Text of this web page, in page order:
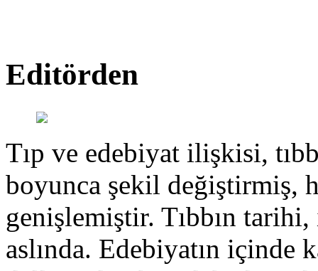
Editörden
Tıp ve edebiyat ilişkisi,
boyunca şekil değiştirmiş,
genişlemiştir. Tıbbın
aslında. Edebiyatın içinde